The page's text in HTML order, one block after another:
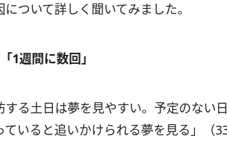
ついて詳しく聞いてみました。
1週間に数回」
する土日は夢を見やすい。予定のない
ていると追いかけられる夢を見る」（